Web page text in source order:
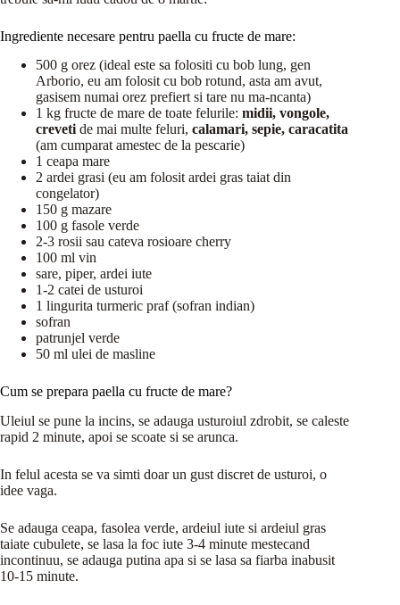
Ingrediente necesare pentru paella cu fructe de mare:
500 g orez (ideal este sa folositi cu bob lung, gen
Arborio, eu am folosit cu bob rotund, asta am avut,
gasisem numai orez prefiert si tare nu ma-ncanta)
1 kg fructe de mare de toate felurile: midii, vongole,
crevetide mai multe feluri, calamari, sepie, caracatita
(am cumparat amestec de la pescarie)
1 ceapa mare
2 ardei grasi (eu am folosit ardei gras taiat din
congelator)
150 g mazare
100 g fasole verde
2-3 rosii sau cateva rosioare cherry
100 ml vin
sare, piper, ardei iute
1-2 catei de usturoi
1 lingurita turmeric praf (sofran indian)
sofran
patrunjel verde
50 ml ulei de masline
Cum se prepara paella cu fructe de mare?
Uleiul se pune la incins, se adauga usturoiul zdrobit, se caleste
rapid 2 minute, apoi se scoate si se arunca.
In felul acesta se va simti doar un gust discret de usturoi, o
idee vaga.
Se adauga ceapa, fasolea verde, ardeiul iute si ardeiul gras
taiate cubulete, se lasa la foc iute 3-4 minute mestecand
incontinuu, se adauga putina apa si se lasa sa fiarba inabusit
10-15 minute.